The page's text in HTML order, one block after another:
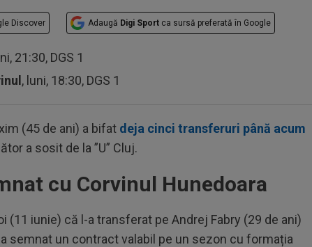
Discover Adaugă Digi Sport ca sursă preferată în Google
21:30, DGS 1
, luni, 18:30, DGS 1
(45 de ani) a bifat deja cinci transferuri până acum
a sosit de la ”U” Cluj.
cu Corvinul Hunedoara
(11 iunie) că l-a transferat pe Andrej Fabry (29 de ani)
a semnat un contract valabil pe un sezon cu formația